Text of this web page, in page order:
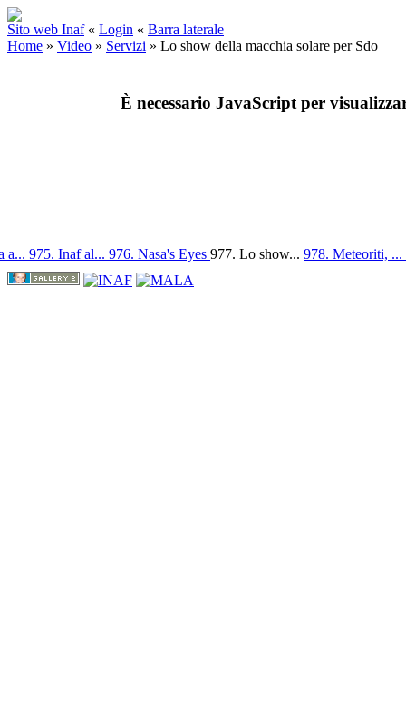
Sito web Inaf « Login « Barra laterale
Home » Video » Servizi » Lo show della macchia solare per Sdo
È necessario JavaScript per
a... 975. Inaf al... 976. Nasa's Eyes 977. Lo show... 978. Meteoriti, ...